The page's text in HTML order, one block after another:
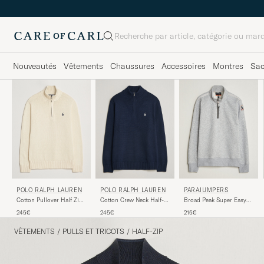
Rechercher
Nouveautés Vêtements Chaussures Accessoires Montres
POLO RALPH LAUREN
Cotton Pullover Half Zip
245€
POLO RALPH LAUREN
Cotton Crew Neck Half-
245€
PARAJUMPERS
Broad Peak Super Easy
Grey Melange
215€
VÊTEMENTS / PULLS ET TRICOTS / HALF-ZIP